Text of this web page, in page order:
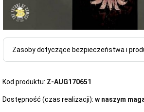
Zasoby dotyczące bezpieczeństwa i
Kod produktu: Z-AUG170651
Dostępność (czas realizacji): w naszym